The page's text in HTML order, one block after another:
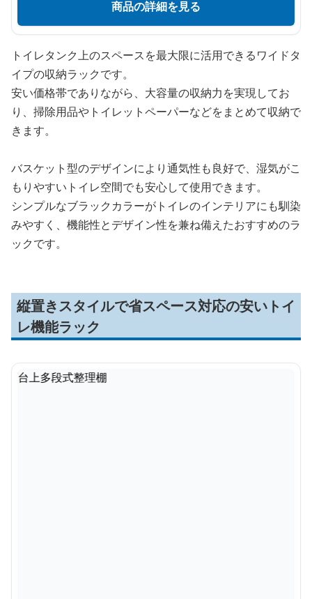
商品の詳細を見る
トイレタンク上のスペースを最大限に活用できるワイドタ
イプの収納ラックです。
安い価格帯でありながら、大容量の収納力を実現してお
り、掃除用品やトイレットペーパーなどをまとめて収納で
きます。
バスケット型のデザインにより通気性も良好で、湿気がこ
もりやすいトイレ空間でも安心して使用できます。
シンプルなブラックカラーがトイレのインテリアにも馴染
みやすく、機能性とデザイン性を兼ね備えたおすすめのラ
ックです。
縦置きスタイルで省スペース対応の安いトイ
レ機能ラック